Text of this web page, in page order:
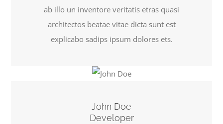
ab illo un inventore veritatis etras quasi
architectos beatae vitae dicta sunt est
explicabo sadips ipsum dolores ets.
John Doe
Developer